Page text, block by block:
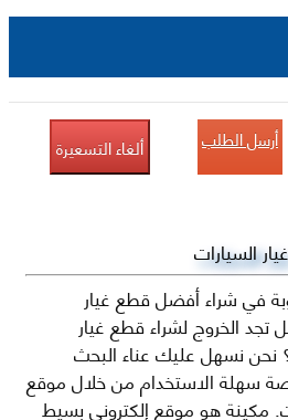
أرسل الطلب ألغاء التسعيرة
السيارات
شراء أفضل قطع غيار
تجد الخروج لشراء قطع غيار
نسهل عليك عناء البحث
سهلة الاستخدام من خلال موقع
مكينة هو موقع إلكتروني بسيط